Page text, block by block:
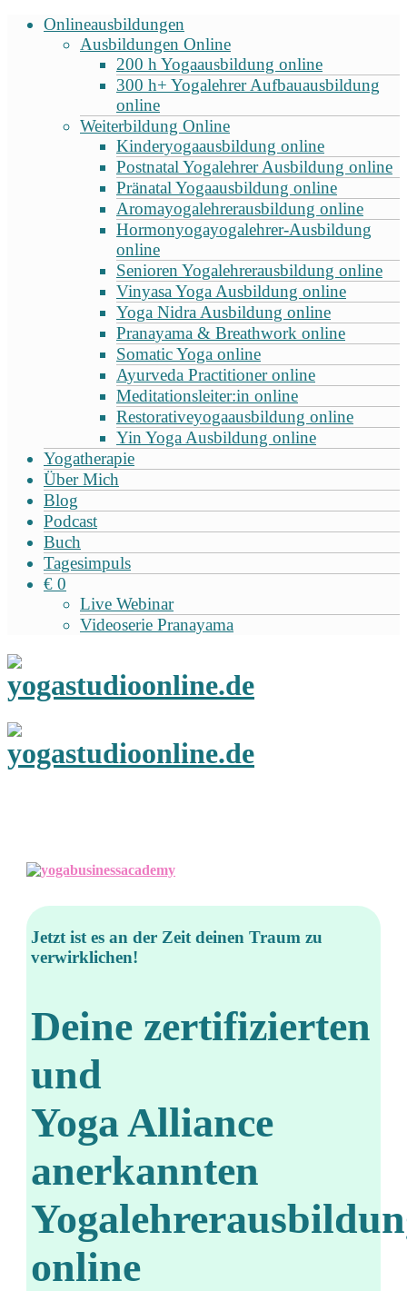
Onlineausbildungen
Ausbildungen Online
200 h Yogaausbildung online
300 h+ Yogalehrer Aufbauausbildung
online
Weiterbildung Online
Kinderyogaausbildung online
Postnatal Yogalehrer Ausbildung online
Pränatal Yogaausbildung online
Aromayogalehrerausbildung online
Hormonyogayogalehrer-Ausbildung
online
Senioren Yogalehrerausbildung online
Vinyasa Yoga Ausbildung online
Yoga Nidra Ausbildung online
Pranayama & Breathwork online
Somatic Yoga online
Ayurveda Practitioner online
Meditationsleiter:in online
Restorativeyogaausbildung online
Yin Yoga Ausbildung online
Yogatherapie
Über Mich
Blog
Podcast
Buch
Tagesimpuls
€ 0
Live Webinar
Videoserie Pranayama
Jetzt ist es an der Zeit deinen Traum zu
verwirklichen!
Deine zertifizierten
und
Yoga Alliance
anerkan­nten
online